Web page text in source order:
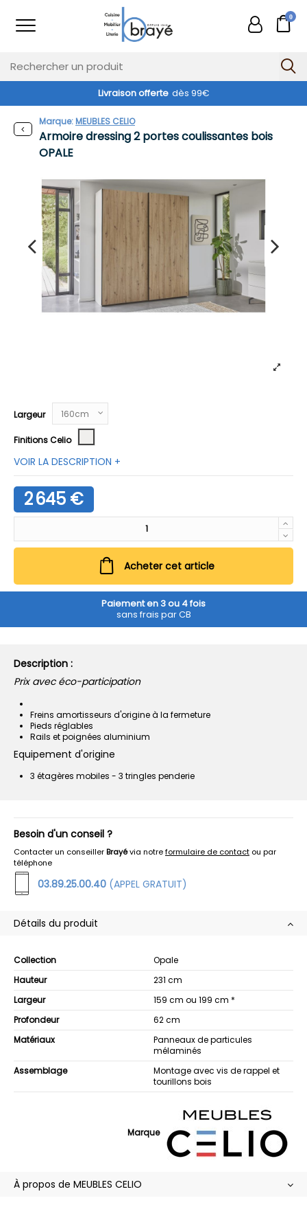
0
Livraison offerte dès 99€
Armoire dressing 2 portes coulissantes bois
OPALE
Marque:MEUBLES CELIO
Largeur
Finitions Celio
VOIR LA DESCRIPTION +
2 645 €
Acheter cet article
Paiement en 3 ou 4 fois
sans frais par CB
Description :
Prix avec éco-participation
Freins amortisseurs d'origine à la fermeture
Pieds réglables
Rails et poignées aluminium
Equipement d'origine
3 étagères mobiles - 3 tringles penderie
Besoin d'un conseil ?
Contacter un conseillerBrayévia notreformulaire de contact ou par
téléphone
03.89.25.00.40 (APPEL GRATUIT)
Détails du produit
Collection
Opale
Hauteur
231 cm
Largeur
159 cm ou 199 cm *
Profondeur
62 cm
Matériaux
Panneaux de particules
mélaminés
Assemblage
Montage avec vis de rappel et
tourillons bois
Marque
À propos de MEUBLES CELIO